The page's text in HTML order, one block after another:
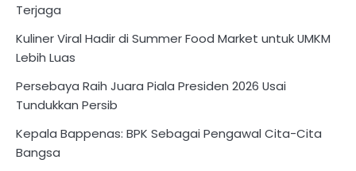
Terjaga
Kuliner Viral Hadir di Summer Food Market untuk UMKM
Lebih Luas
Persebaya Raih Juara Piala Presiden 2026 Usai
Tundukkan Persib
Kepala Bappenas: BPK Sebagai Pengawal Cita-Cita
Bangsa